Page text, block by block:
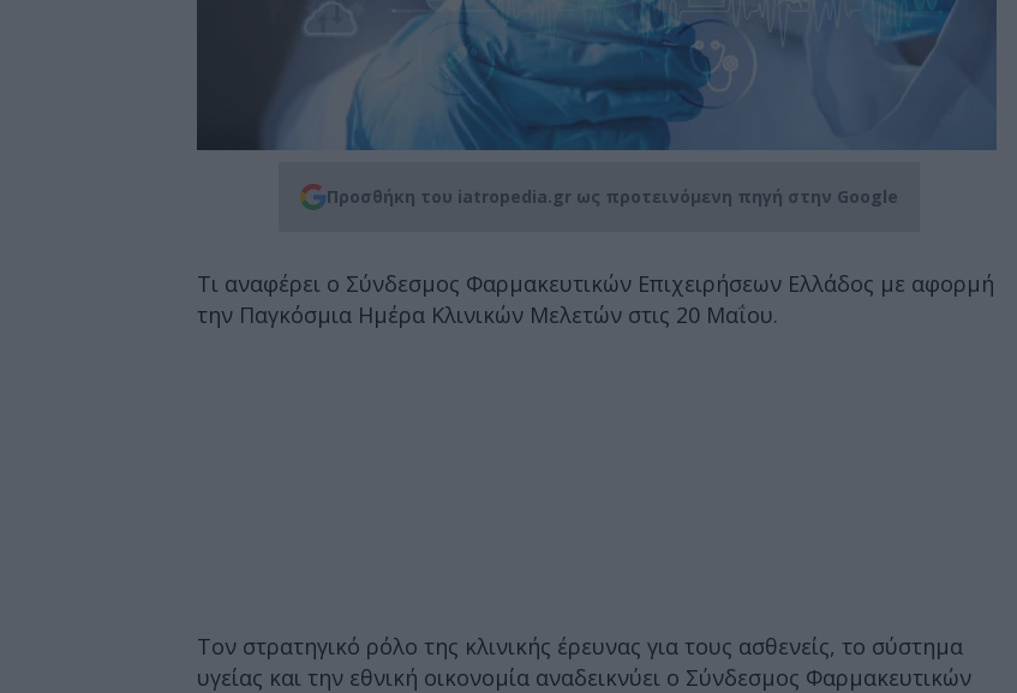
Προσθήκη του iatropedia.gr ως προτεινόμενη πηγή στην Google
Τι αναφέρει ο Σύνδεσμος Φαρμακευτικών Επιχειρήσεων Ελλάδος με αφορμή
την Παγκόσμια Ημέρα Κλινικών Μελετών στις 20 Μαΐου.
Tον στρατηγικό ρόλο της κλινικής έρευνας για τους ασθενείς, το σύστημα
υγείας και την εθνική οικονομία αναδεικνύει ο Σύνδεσμος Φαρμακευτικών